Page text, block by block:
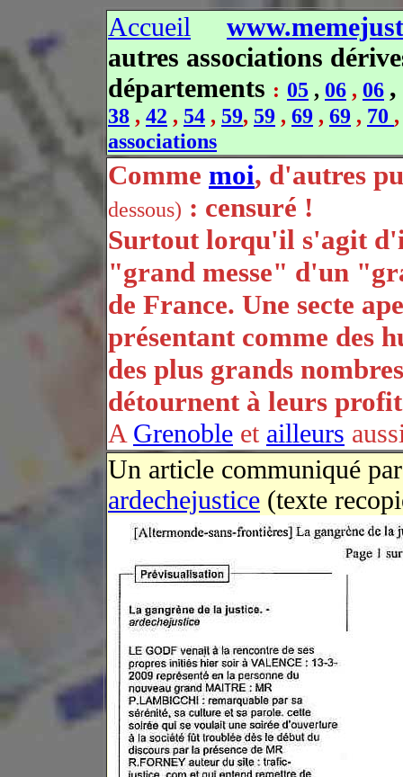
Accueil
autres associations
départements : 05 , 06 , 06 ,
38 , 42 , 54 , 59, 59 , 69 , 69 , 70 ,
associations
Comme moi, d'autres
dessous) : censuré !
Surtout lorqu'il s'agit
"grand messe" d'un
de France. Une secte
présentant comme des
des plus grands
détournent à leurs
A Grenoble et ailleurs
Un article communiqué
ardechejustice (texte